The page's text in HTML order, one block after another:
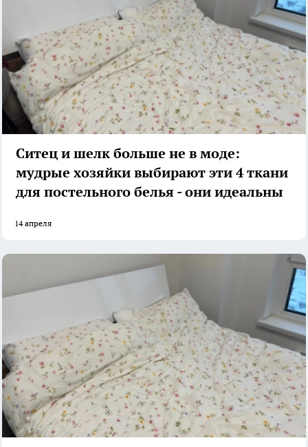
Ситец и шелк больше не в моде:
мудрые хозяйки выбирают эти 4 ткани
для постельного белья - они идеальны
14 апреля